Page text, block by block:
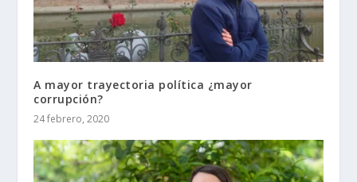
A mayor trayectoria política ¿mayor
corrupción?
24 febrero, 2020